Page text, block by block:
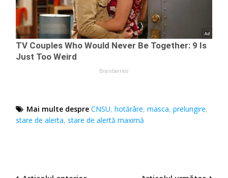
Mai multe despre CNSU,hotărâre,masca,prelungire,
stare de alerta,stare de alertă maximă